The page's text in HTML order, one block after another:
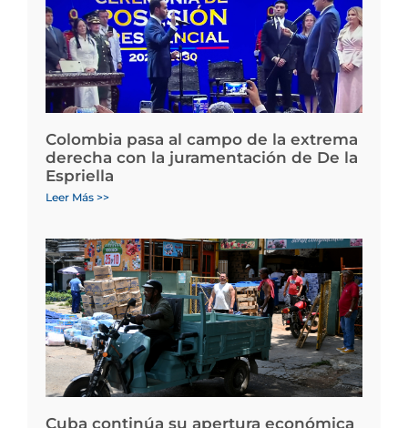
Colombia pasa al campo de la extrema
derecha con la juramentación de De la
Espriella
Leer Más >>
Cuba continúa su apertura económica